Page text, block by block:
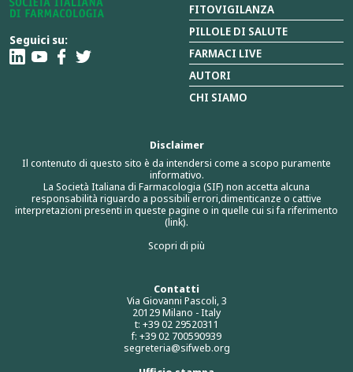
Seguici su:
Contatti
Via Giovanni Pascoli, 3
20129 Milano - Italy
t: +39 02 29520311
f: +39 02 700590939
segreteria@sifweb.org
Disclaimer
Il contenuto di questo sito è da intendersi come a scopo puramente
informativo.
La Società Italiana di Farmacologia (SIF) non accetta alcuna
responsabilità riguardo a possibili errori,dimenticanze o cattive
interpretazioni presenti in queste pagine o in quelle cui si fa riferimento
(link).
Scopri di più
FITOVIGILANZA
PILLOLE DI SALUTE
FARMACI LIVE
AUTORI
CHI SIAMO